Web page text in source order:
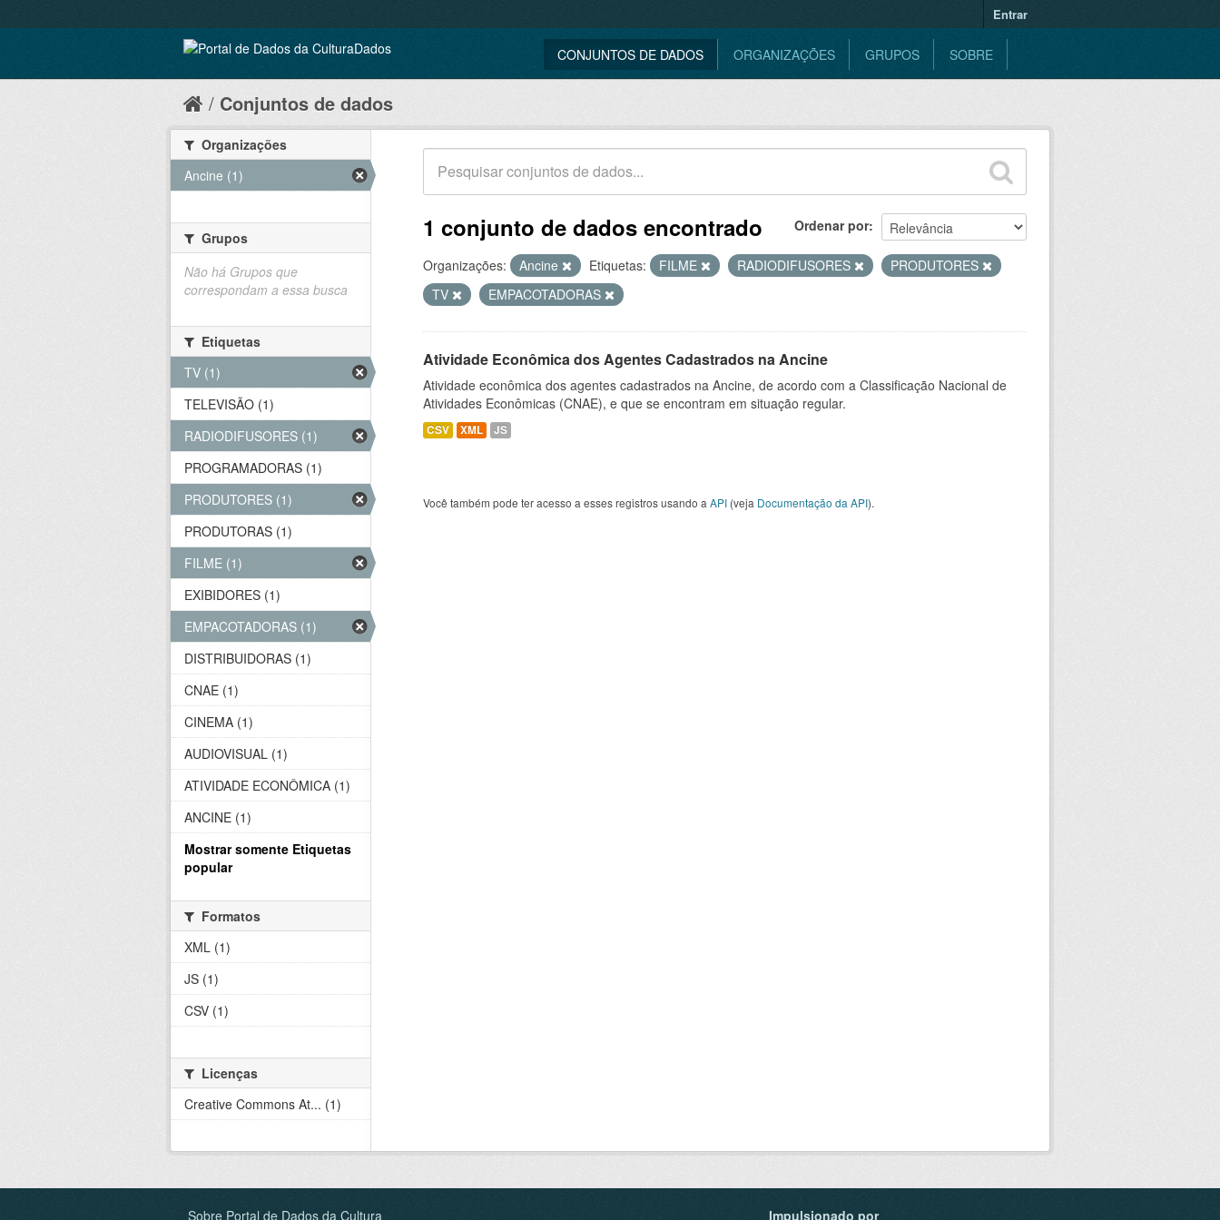
Entrar
CONJUNTOS DE DADOS ORGANIZAÇÕES GRUPOS SOBRE
Conjuntos de dados
Ordenar por
1 conjunto de dados encontrado
Organizações: Ancine Etiquetas: FILME RADIODIFUSORES
PRODUTORES
TV
EMPACOTADORAS
Atividade Econômica dos Agentes Cadastrados na Ancine
Atividade econômica dos agentes cadastrados na Ancine, de acordo com a Classificação Nacional de
Atividades Econômicas (CNAE), e que se encontram em situação regular.
CSV XML JS
Você também pode ter acesso a esses registros usando a API (veja Documentação da API).
Organizações
Ancine (1)
Grupos
Não há Grupos que
correspondam a essa busca
Etiquetas
TV (1)
TELEVISÃO (1)
RADIODIFUSORES (1)
PROGRAMADORAS (1)
PRODUTORES (1)
PRODUTORAS (1)
FILME (1)
EXIBIDORES (1)
EMPACOTADORAS (1)
DISTRIBUIDORAS (1)
CNAE (1)
CINEMA (1)
AUDIOVISUAL (1)
ATIVIDADE ECONÔMICA (1)
ANCINE (1)
Mostrar somente Etiquetas
popular
Formatos
XML (1)
JS (1)
CSV (1)
Licenças
Creative Commons At... (1)
Sobre Portal de Dados da Cultura Impulsionado por